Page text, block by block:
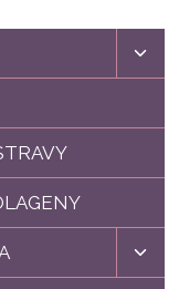
child
child